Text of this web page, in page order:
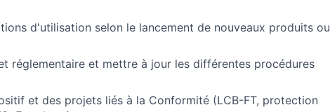
d'utilisation selon le lancement de nouveaux produits ou
réglementaire et mettre à jour les différentes procédures
et des projets liés à la Conformité (LCB-FT, protection